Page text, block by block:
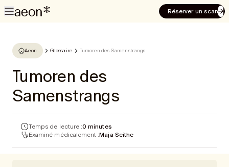
Réserver un scan
Aeon Glossaire Tumoren des Samenstrangs
Tumoren des
Samenstrangs
Temps de lecture :0 minutes
Examiné médicalement :Maja Seithe